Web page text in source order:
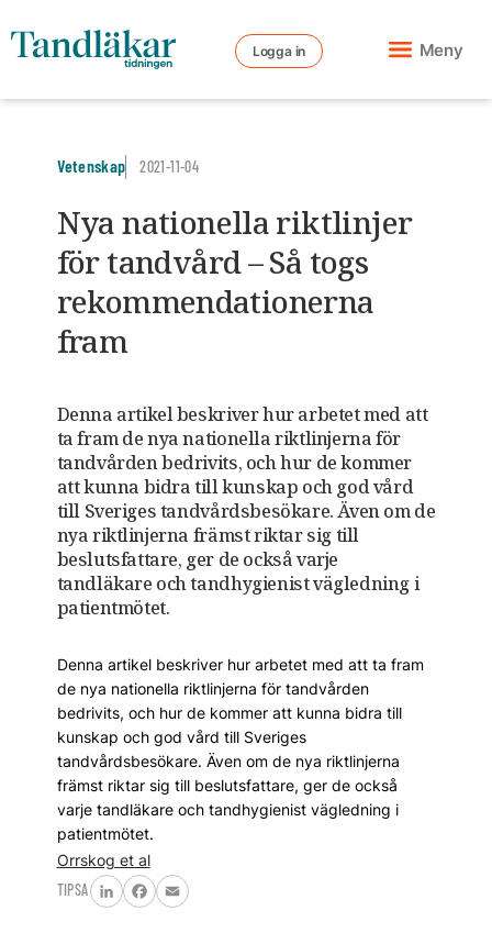
Logga in Meny
Vetenskap 2021-11-04
Nya nationella riktlinjer
för tandvård – Så togs
rekommendationerna
fram
Denna artikel beskriver hur arbetet med att
ta fram de nya nationella riktlinjerna för
tandvården bedrivits, och hur de kommer
att kunna bidra till kunskap och god vård
till Sveriges tandvårdsbesökare. Även om de
nya riktlinjerna främst riktar sig till
beslutsfattare, ger de också varje
tandläkare och tandhygienist vägledning i
patientmötet.
Denna artikel beskriver hur arbetet med att ta fram
de nya nationella riktlinjerna för tandvården
bedrivits, och hur de kommer att kunna bidra till
kunskap och god vård till Sveriges
tandvårdsbesökare. Även om de nya riktlinjerna
främst riktar sig till beslutsfattare, ger de också
varje tandläkare och tandhygienist vägledning i
patientmötet.
Orrskog et al
TIPSA
LinkedInFacebook
Email